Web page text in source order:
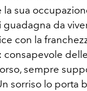
la sua
guadagna da
con la
sempre
sorriso lo porta